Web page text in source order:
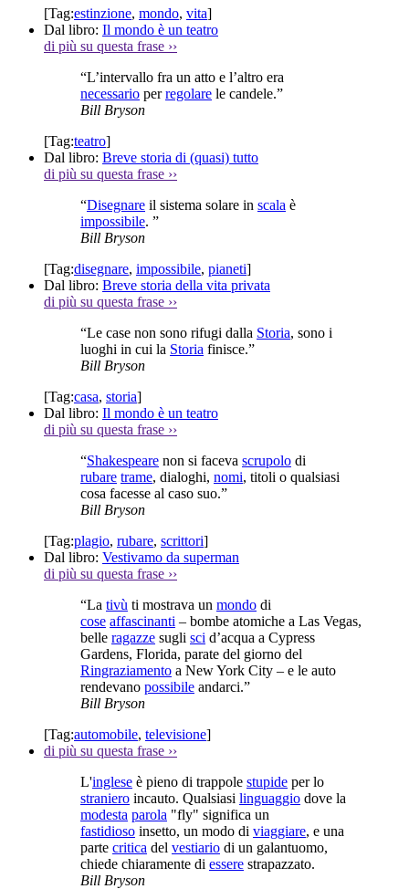
[Tag:estinzione, mondo, vita]
Dal libro: Il mondo è un teatro
di più su questa frase ››
“L’intervallo fra un atto e l’altro era
necessario perregolare le candele.”
Bill Bryson
[Tag:teatro]
Dal libro: Breve storia di (quasi) tutto
di più su questa frase ››
“Disegnare il sistema solare in scala è
impossibile. ”
Bill Bryson
[Tag:disegnare, impossibile, pianeti]
Dal libro: Breve storia della vita privata
di più su questa frase ››
“Le case non sono rifugi dalla Storia, sono i
luoghi in cui la Storia finisce.”
Bill Bryson
[Tag:casa, storia]
Dal libro: Il mondo è un teatro
di più su questa frase ››
“Shakespeare non si faceva scrupolo di
rubare trame, dialoghi, nomi, titoli o qualsiasi
cosa facesse al caso suo.”
Bill Bryson
[Tag:plagio, rubare, scrittori]
Dal libro: Vestivamo da superman
di più su questa frase ››
“La tivù ti mostrava un mondo di
cose affascinanti – bombe atomiche a Las Vegas,
belle ragazze sugli sci d’acqua a Cypress
Gardens, Florida, parate del giorno del
Ringraziamento a New York City – e le auto
rendevano possibile andarci.”
Bill Bryson
[Tag:automobile, televisione]
di più su questa frase ››
L'inglese è pieno di trappole stupide per lo
straniero incauto. Qualsiasi linguaggio dove la
modesta parola "fly" significa un
fastidioso insetto, un modo di viaggiare, e una
parte critica del vestiario di un galantuomo,
chiede chiaramente di essere strapazzato.
Bill Bryson